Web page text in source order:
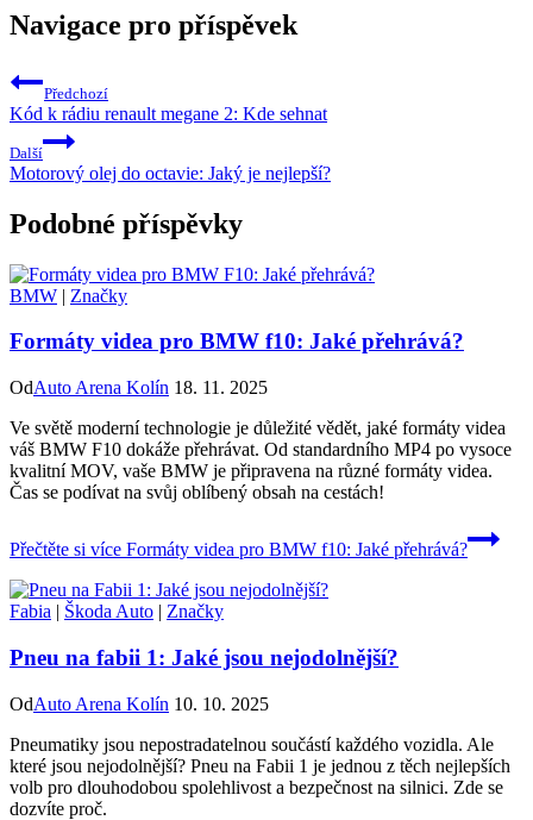
Navigace pro příspěvek
Předchozí
Kód k rádiu renault megane 2: Kde sehnat
Další
Motorový olej do octavie: Jaký je nejlepší?
Podobné příspěvky
BMW | Značky
Formáty videa pro BMW f10: Jaké přehrává?
OdAuto Arena Kolín 18. 11. 2025
Ve světě moderní technologie je důležité vědět, jaké formáty videa
váš BMW F10 dokáže přehrávat. Od standardního MP4 po vysoce
kvalitní MOV, vaše BMW je připravena na různé formáty videa.
Čas se podívat na svůj oblíbený obsah na cestách!
Přečtěte si více Formáty videa pro BMW f10: Jaké přehrává?
Fabia | Škoda Auto | Značky
Pneu na fabii 1: Jaké jsou nejodolnější?
OdAuto Arena Kolín 10. 10. 2025
Pneumatiky jsou nepostradatelnou součástí každého vozidla. Ale
které jsou nejodolnější? Pneu na Fabii 1 je jednou z těch nejlepších
volb pro dlouhodobou spolehlivost a bezpečnost na silnici. Zde se
dozvíte proč.